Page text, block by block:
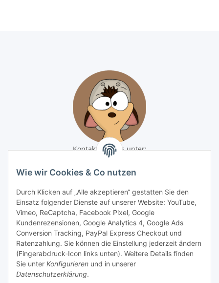
Wie wir Cookies & Co nutzen
Durch Klicken auf „Alle akzeptieren“ gestatten Sie den
Einsatz folgender Dienste auf unserer Website: YouTube,
Vimeo, ReCaptcha, Facebook Pixel, Google
Kundenrezensionen, Google Analytics 4, Google Ads
Conversion Tracking, PayPal Express Checkout und
Ratenzahlung. Sie können die Einstellung jederzeit ändern
(Fingerabdruck-Icon links unten). Weitere Details finden
Sie unter Konfigurieren und in unserer
Datenschutzerklärung.
Kontaktiere uns unter:
shop@baunativ.de
+49 3435 66699899
Informationen
Gesetzliche Informationen
Zahlungsmöglichkeiten